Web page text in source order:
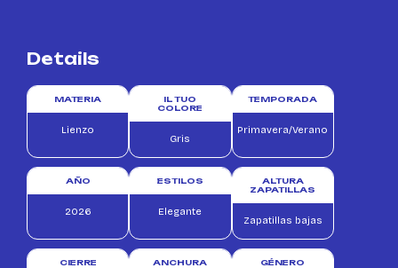
Details
MATERIA
Lienzo
IL TUO
COLORE
Gris
TEMPORADA
Primavera/Verano
AÑO
2026
ESTILOS
Elegante
ALTURA
ZAPATILLAS
Zapatillas bajas
CIERRE ANCHURA GÉNERO